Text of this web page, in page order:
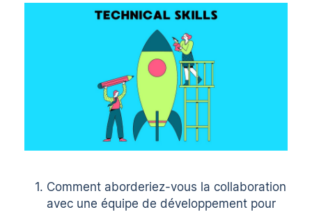
Comment aborderiez-vous la collaboration
avec une équipe de développement pour